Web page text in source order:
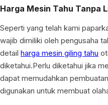
Harga Mesin Tahu Tanpa
Seperti yang telah kami
wajib dimiliki oleh pengusaha
detail harga mesin giling tahu
diketahui.Perlu diketahui jika
dapat memudahkan
digunakan untuk membuat